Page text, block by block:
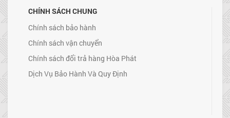
CHÍNH SÁCH CHUNG
Chính sách bảo hành
Chính sách vận chuyển
Chính sách đổi trả hàng Hòa Phát
Dịch Vụ Bảo Hành Và Quy Định